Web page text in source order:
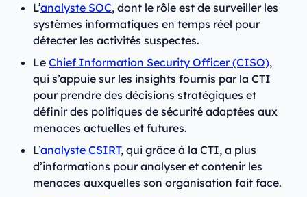
L’analyste SOC, dont le rôle est de surveiller les
systèmes informatiques en temps réel pour
détecter les activités suspectes.
Le Chief Information Security Officer (CISO),
qui s’appuie sur les insights fournis par la CTI
pour prendre des décisions stratégiques et
définir des politiques de sécurité adaptées aux
menaces actuelles et futures.
L’analyste CSIRT, qui grâce à la CTI, a plus
d’informations pour analyser et contenir les
menaces auxquelles son organisation fait face.